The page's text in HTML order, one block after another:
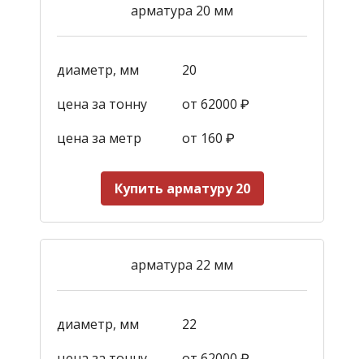
арматура 20 мм
диаметр, мм
20
цена за тонну
от 62000 ₽
цена за метр
от 160 ₽
Купить арматуру 20
арматура 22 мм
диаметр, мм
22